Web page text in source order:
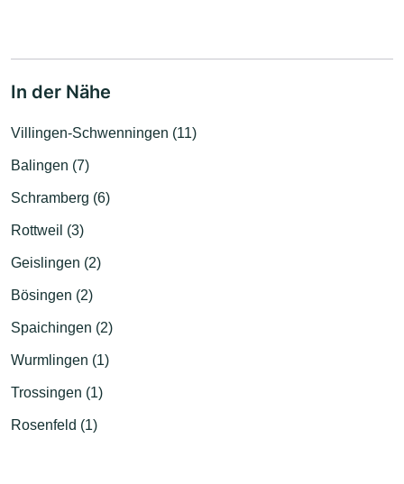
In der Nähe
Villingen-Schwenningen (11)
Balingen (7)
Schramberg (6)
Rottweil (3)
Geislingen (2)
Bösingen (2)
Spaichingen (2)
Wurmlingen (1)
Trossingen (1)
Rosenfeld (1)